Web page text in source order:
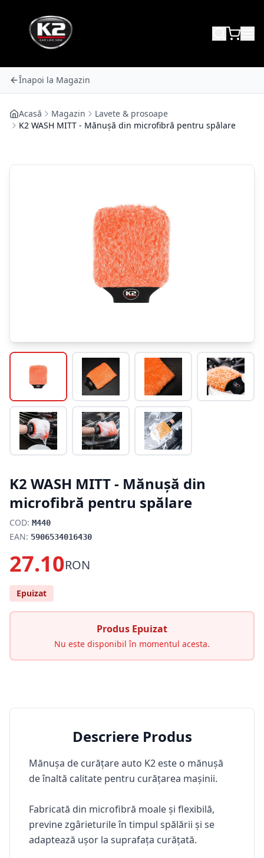
Înapoi la Magazin
Acasă Magazin
Lavete & prosoape
K2 WASH MITT - Mănușă din microfibră pentru spălare
K2 WASH MITT - Mănușă din
microfibră pentru spălare
COD: M440
EAN: 5906534016430
27.10RON
Epuizat
Produs Epuizat
Nu este disponibil în momentul acesta.
Descriere Produs
Mănușa de curățare auto K2 este o mănușă
de înaltă calitate pentru curățarea mașinii.
Fabricată din microfibră moale și flexibilă,
previne zgârieturile în timpul spălării și se
adaptează ușor la suprafața curățată.